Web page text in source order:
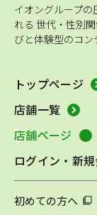
イオングループ
れる 世代・性別
びと体験型のコン
トップページ
店舗一覧
店舗ページ
ログイン・新
初めての方へ